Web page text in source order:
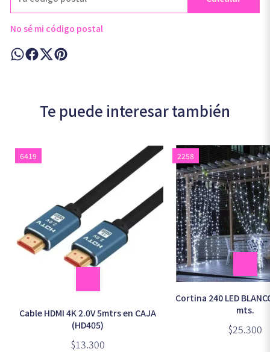
No sé mi código postal
Te puede interesar también
6419
Cable HDMI 4K 2.0V 5mtrs en CAJA
(HD405)
$13.300
2258
Cortina 240 LED
mts.
$25.300